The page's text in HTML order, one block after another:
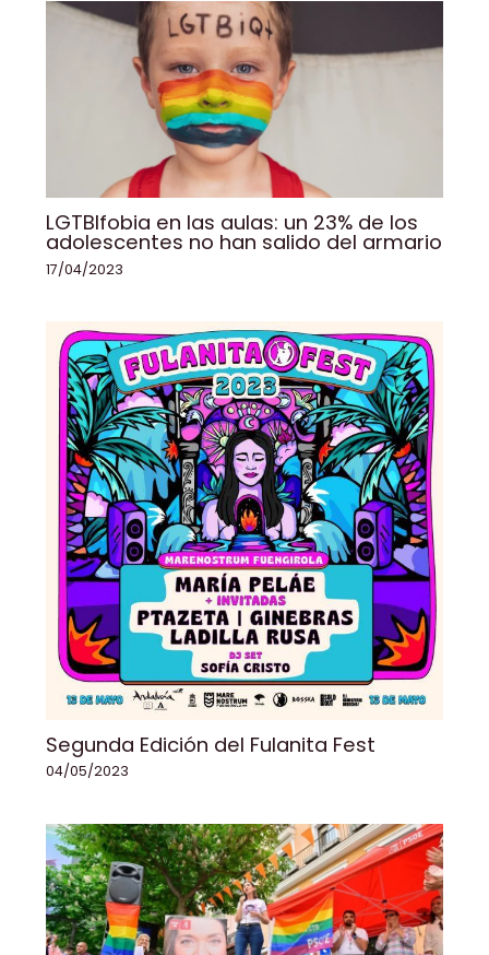
LGTBIfobia en las aulas: un 23% de los
adolescentes no han salido del armario
17/04/2023
Segunda Edición del Fulanita Fest
04/05/2023